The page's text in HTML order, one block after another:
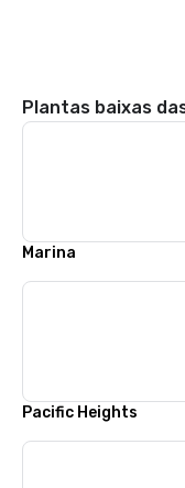
Plantas baixas
Marina
Pacific Heights